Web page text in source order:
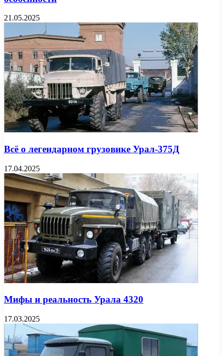
21.05.2025
Всё о легендарном грузовике Урал-375Д
17.04.2025
Мифы и реальность Урала 4320
17.03.2025